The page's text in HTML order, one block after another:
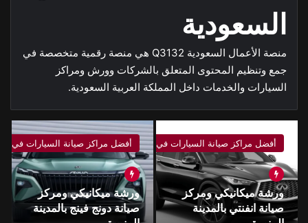
السعودية
منصة الأعمال السعودية Q3132 هي منصة رقمية متخصصة في
جمع وتنظيم المحتوى المتعلق بالشركات وورش ومراكز
السيارات والخدمات داخل المملكة العربية السعودية.
المدينة المنورة
أفضل مراكز صيانة السيارات في المدينة المنورة
ورشة ميكانيكي ومركز
صيانة انفنتي بالمدينة
أفضل مراكز صيانة السيارات في
ورشة ميكانيكي ومركز
صيانة دونج فينج بالمدينة